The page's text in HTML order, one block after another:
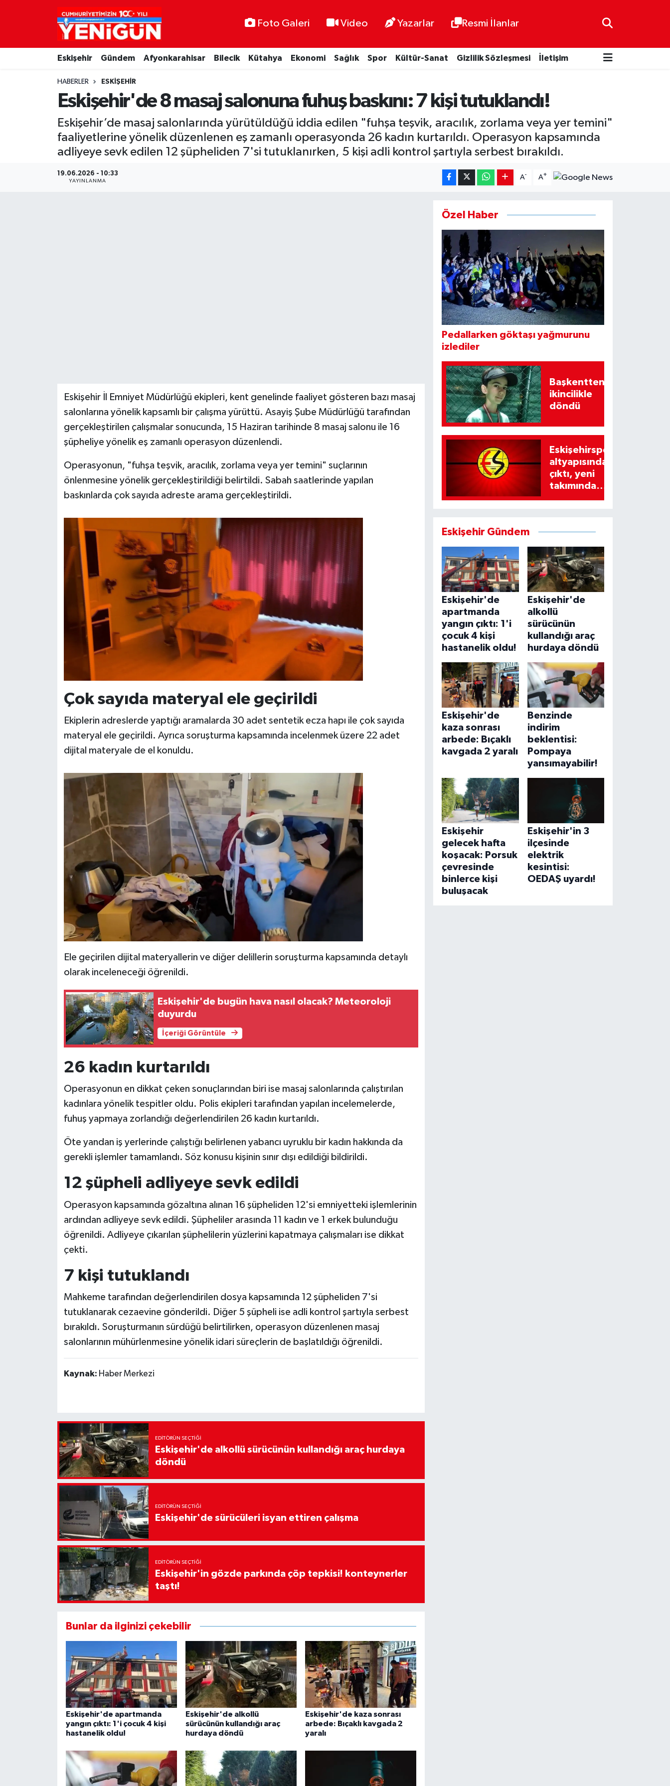
Foto Galeri Video Yazarlar Resmi İlanlar
Eskişehir Gündem Afyonkarahisar Bilecik Kütahya Ekonomi Sağlık Spor Kültür-Sanat Gizlilik Sözleşmesi İletişim
HABERLER ESKIŞEHIR
Eskişehir'de 8 masaj salonuna fuhuş baskını: 7 kişi tutuklandı!
Eskişehir’de masaj salonlarında yürütüldüğü iddia edilen "fuhşa teşvik, aracılık, zorlama veya yer temini"
faaliyetlerine yönelik düzenlenen eş zamanlı operasyonda 26 kadın kurtarıldı. Operasyon kapsamında
adliyeye sevk edilen 12 şüpheliden 7'si tutuklanırken, 5 kişi adli kontrol şartıyla serbest bırakıldı.
19.06.2026 - 10:33
YAYINLANMA
A- A+
Eskişehir İl Emniyet Müdürlüğü ekipleri, kent genelinde faaliyet gösteren bazı masaj
salonlarına yönelik kapsamlı bir çalışma yürüttü. Asayiş Şube Müdürlüğü tarafından
gerçekleştirilen çalışmalar sonucunda, 15 Haziran tarihinde 8 masaj salonu ile 16
şüpheliye yönelik eş zamanlı operasyon düzenlendi.
Operasyonun, "fuhşa teşvik, aracılık, zorlama veya yer temini" suçlarının
önlenmesine yönelik gerçekleştirildiği belirtildi. Sabah saatlerinde yapılan
baskınlarda çok sayıda adreste arama gerçekleştirildi.
Çok sayıda materyal ele geçirildi
Ekiplerin adreslerde yaptığı aramalarda 30 adet sentetik ecza hapı ile çok sayıda
materyal ele geçirildi. Ayrıca soruşturma kapsamında incelenmek üzere 22 adet
dijital materyale de el konuldu.
Ele geçirilen dijital materyallerin ve diğer delillerin soruşturma kapsamında detaylı
olarak inceleneceği öğrenildi.
Eskişehir'de bugün hava nasıl olacak? Meteoroloji
duyurdu
İçeriği Görüntüle
26 kadın kurtarıldı
Operasyonun en dikkat çeken sonuçlarından biri ise masaj salonlarında çalıştırılan
kadınlara yönelik tespitler oldu. Polis ekipleri tarafından yapılan incelemelerde,
fuhuş yapmaya zorlandığı değerlendirilen 26 kadın kurtarıldı.
Öte yandan iş yerlerinde çalıştığı belirlenen yabancı uyruklu bir kadın hakkında da
gerekli işlemler tamamlandı. Söz konusu kişinin sınır dışı edildiği bildirildi.
12 şüpheli adliyeye sevk edildi
Operasyon kapsamında gözaltına alınan 16 şüpheliden 12'si emniyetteki işlemlerinin
ardından adliyeye sevk edildi. Şüpheliler arasında 11 kadın ve 1 erkek bulunduğu
öğrenildi. Adliyeye çıkarılan şüphelilerin yüzlerini kapatmaya çalışmaları ise dikkat
çekti.
7 kişi tutuklandı
Mahkeme tarafından değerlendirilen dosya kapsamında 12 şüpheliden 7'si
tutuklanarak cezaevine gönderildi. Diğer 5 şüpheli ise adli kontrol şartıyla serbest
bırakıldı. Soruşturmanın sürdüğü belirtilirken, operasyon düzenlenen masaj
salonlarının mühürlenmesine yönelik idari süreçlerin de başlatıldığı öğrenildi.
Kaynak: Haber Merkezi
EDITÖRÜN SEÇTIĞI
Eskişehir'de alkollü sürücünün kullandığı araç hurdaya
döndü
EDITÖRÜN SEÇTIĞI
Eskişehir'de sürücüleri isyan ettiren çalışma
EDITÖRÜN SEÇTIĞI
Eskişehir'in gözde parkında çöp tepkisi! konteynerler
taştı!
Bunlar da ilginizi çekebilir
Eskişehir'de apartmanda
yangın çıktı: 1'i çocuk 4 kişi
hastanelik oldu!
Eskişehir'de alkollü
sürücünün kullandığı araç
hurdaya döndü
Eskişehir'de kaza sonrası
arbede: Bıçaklı kavgada 2
yaralı
Özel Haber
Pedallarken göktaşı yağmurunu
izlediler
Başkentten
ikincilikle
döndü
Eskişehirspor
altyapısından
çıktı, yeni
takımında
Eskişehir Gündem
Eskişehir'de
apartmanda
yangın çıktı: 1'i
çocuk 4 kişi
hastanelik oldu!
Eskişehir'de
alkollü
sürücünün
kullandığı araç
hurdaya döndü
Eskişehir'de
kaza sonrası
arbede: Bıçaklı
kavgada 2 yaralı
Benzinde
indirim
beklentisi:
Pompaya
yansımayabilir!
Eskişehir
gelecek hafta
koşacak: Porsuk
çevresinde
binlerce kişi
buluşacak
Eskişehir'in 3
ilçesinde
elektrik
kesintisi:
OEDAŞ uyardı!
Nöbetçi Eczaneler
Hava Durumu
Tüm Manşetler